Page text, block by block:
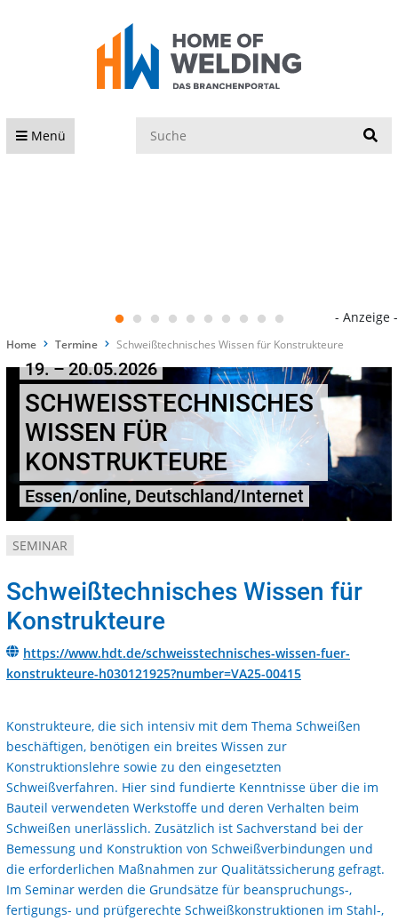
Menü
- Anzeige -
Home Termine Schweißtechnisches Wissen für Konstrukteure
19. – 20.05.2026
SCHWEISSTECHNISCHES W
ISSEN FÜR K
ONSTRUKTEURE
Essen/online, Deutschland/Internet
SEMINAR
Schweißtechnisches Wissen für
Konstrukteure
https://www.hdt.de/schweisstechnisches-wissen-fuer-
konstrukteure-h030121925?number=VA25-00415
Konstrukteure, die sich intensiv mit dem Thema Schweißen
beschäftigen, benötigen ein breites Wissen zur
Konstruktionslehre sowie zu den eingesetzten
Schweißverfahren. Hier sind fundierte Kenntnisse über die im
Bauteil verwendeten Werkstoffe und deren Verhalten beim
Schweißen unerlässlich. Zusätzlich ist Sachverstand bei der
Bemessung und Konstruktion von Schweißverbindungen und
die erforderlichen Maßnahmen zur Qualitätssicherung gefragt.
Im Seminar werden die Grundsätze für beanspruchungs-,
fertigungs- und prüfgerechte Schweißkonstruktionen im Stahl-,